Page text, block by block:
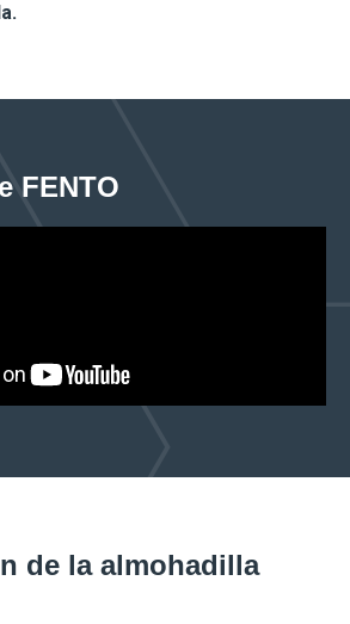
FENTO
de la almohadilla